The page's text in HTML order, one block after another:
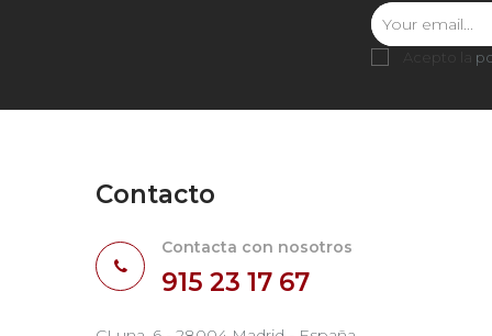
Acepto la
Contacto
Contacta con nosotros
915 23 17 67